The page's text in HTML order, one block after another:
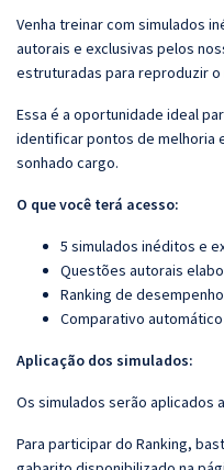
Venha treinar com simulados
autorais e exclusivas pelos
estruturadas para reproduzir
Essa é a oportunidade ideal
identificar pontos de melhoria
sonhado cargo.
O que você terá acesso:
5 simulados inéditos e
Questões autorais
Ranking de
Comparativo
Aplicação dos simulados:
Os simulados serão aplicados
Para participar do Ranking,